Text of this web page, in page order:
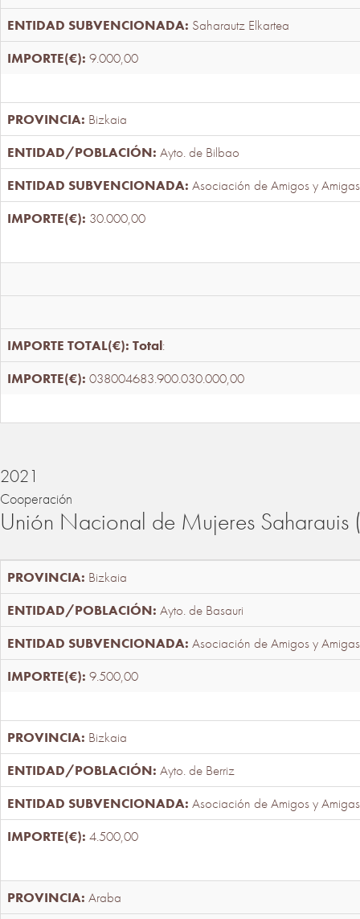
Saharautz Elkartea
9.000,00
Bizkaia
Ayto. de Bilbao
Asociación de Amigos y
30.000,00
Total:
038004683.900.030.000,00
2021
Cooperación
Unión Nacional de Mujeres
Bizkaia
Ayto. de Basauri
Asociación de Amigos y
9.500,00
Bizkaia
Ayto. de Berriz
Asociación de Amigos y
4.500,00
Araba